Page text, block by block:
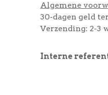
Algemene
30-dagen geld
Verzending: 2-3
Interne